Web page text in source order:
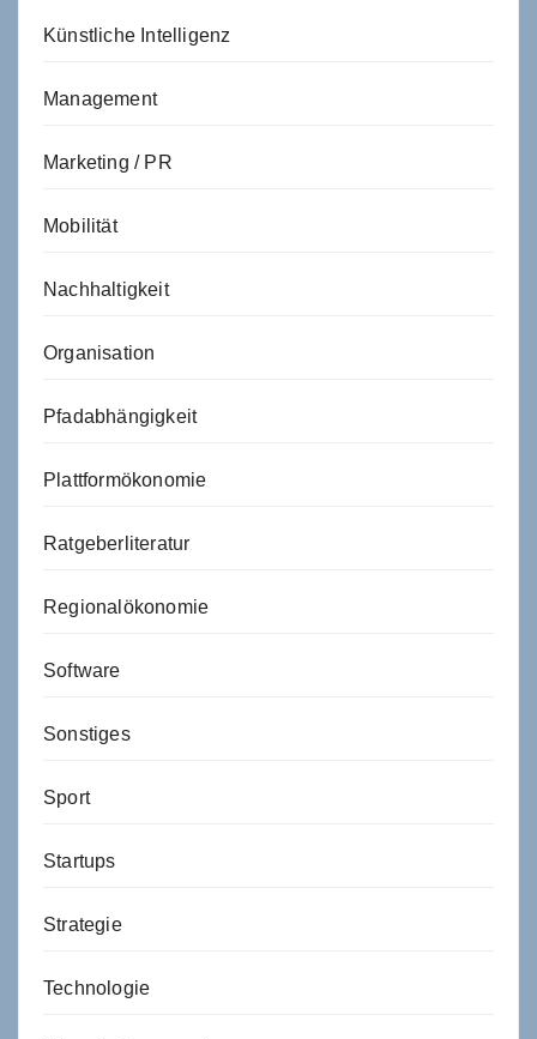
Künstliche Intelligenz
Management
Marketing / PR
Mobilität
Nachhaltigkeit
Organisation
Pfadabhängigkeit
Plattformökonomie
Ratgeberliteratur
Regionalökonomie
Software
Sonstiges
Sport
Startups
Strategie
Technologie